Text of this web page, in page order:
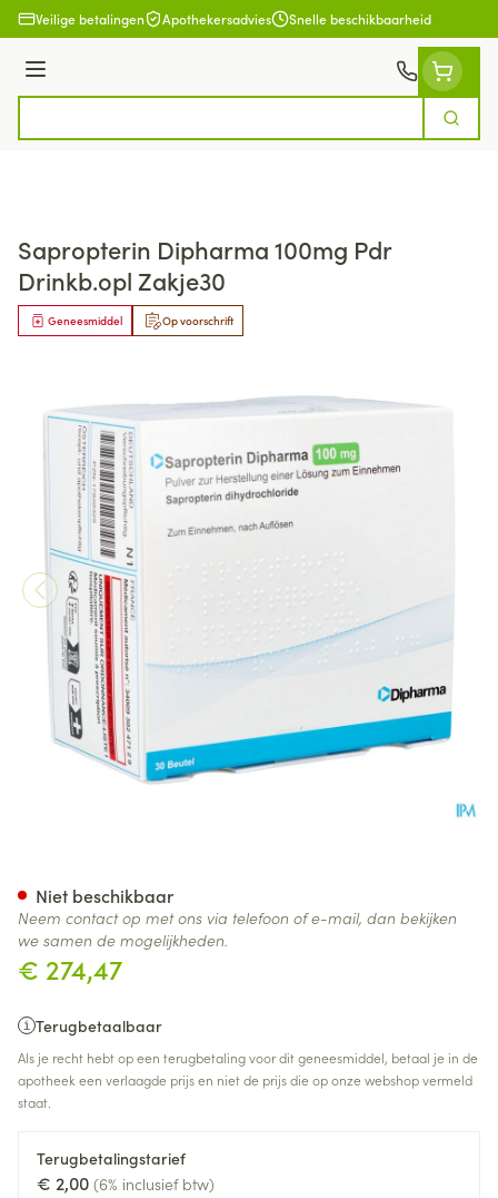
Ga naar de inhoud
Veilige betalingen Apothekersadvies Snelle beschikbaarheid
Menu
Zoek
Sapropterin Dipharma 100mg Pdr
Drinkb.opl Zakje30
Op voorschrift
Geneesmiddel
€ 274,47
Terugbetaalbaar
Als je recht hebt op een terugbetaling voor dit geneesmiddel, betaal je in de
apotheek een verlaagde prijs en niet de prijs die op onze webshop vermeld
staat.
Terugbetalingstarief
€ 2,00 (6% inclusief btw)
Niet beschikbaar
Neem contact op met ons via telefoon of e-mail, dan bekijken
we samen de mogelijkheden.